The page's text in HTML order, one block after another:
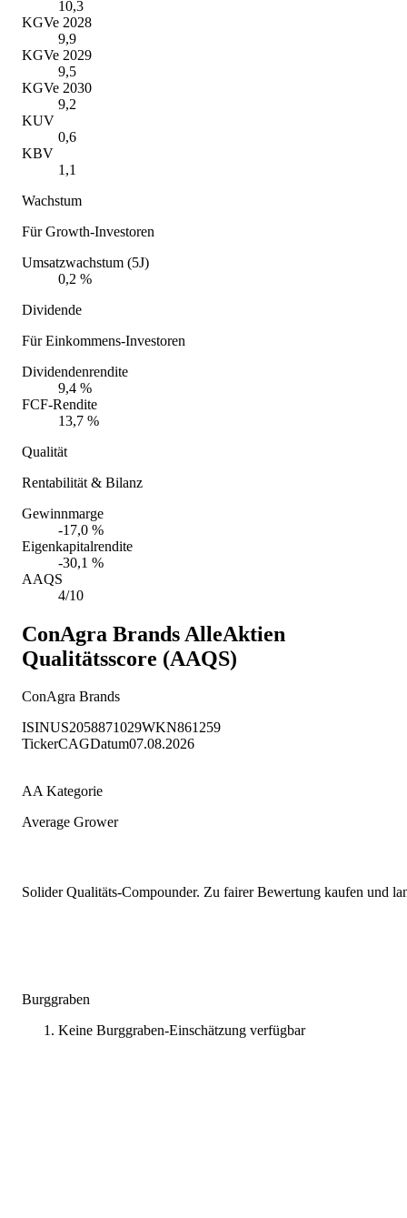
10,3
KGVe 2028
9,9
KGVe 2029
9,5
KGVe 2030
9,2
KUV
0,6
KBV
1,1
Wachstum
Für Growth-Investoren
Umsatzwachstum (5J)
0,2 %
Dividende
Für Einkommens-Investoren
Dividendenrendite
9,4 %
FCF-Rendite
13,7 %
Qualität
Rentabilität & Bilanz
Gewinnmarge
-17,0 %
Eigenkapitalrendite
-30,1 %
AAQS
4/10
ConAgra Brands AlleAktien
Qualitätsscore (AAQS)
ConAgra Brands
ISINUS2058871029WKN861259
TickerCAGDatum07.08.2026
AA Kategorie
Average Grower
Solider Qualitäts-Compounder. Zu fairer Bewertung kaufen und
Burggraben
Keine Burggraben-Einschätzung verfügbar